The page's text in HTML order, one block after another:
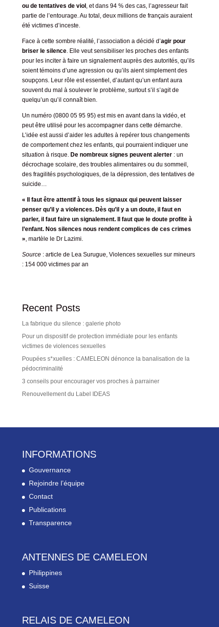
ou de tentatives de viol, et dans 94 % des cas, l’agresseur fait
partie de l’entourage. Au total, deux millions de français auraient
été victimes d’inceste.
Face à cette sombre réalité, l’association a décidé d’agir pour
briser le silence. Elle veut sensibiliser les proches des enfants
pour les inciter à faire un signalement auprès des autorités, qu’ils
soient témoins d’une agression ou qu’ils aient simplement des
soupçons. Leur rôle est essentiel, d’autant qu’un enfant aura
souvent du mal à soulever le problème, surtout s’il s’agit de
quelqu’un qu’il connaît bien.
Un numéro (0800 05 95 95) est mis en avant dans la vidéo, et
peut être utilisé pour les accompagner dans cette démarche.
L’idée est aussi d’aider les adultes à repérer tous changements
de comportement chez les enfants, qui pourraient indiquer une
situation à risque. De nombreux signes peuvent alerter: un
décrochage scolaire, des troubles alimentaires ou du sommeil,
des fragilités psychologiques, de la dépression, des tentatives de
suicide…
« Il faut être attentif à tous les signaux qui peuvent laisser
penser qu’il y a violences. Dès qu’il y a un doute, il faut en
parler, il faut faire un signalement. Il faut que le doute profite à
l’enfant. Nos silences nous rendent complices de ces crimes
» , martèle le Dr Lazimi.
Source : article de Lea Surugue, Violences sexuelles sur mineurs
: 154 000 victimes par an
Recent Posts
La fabrique du silence : galerie photo
Pour un dispositif de protection immédiate pour les enfants
victimes de violences sexuelles
Poupées s*xuelles : CAMELEON dénonce la banalisation de la
pédocriminalité
3 conseils pour encourager vos proches à parrainer
Renouvellement du Label IDEAS
INFORMATIONS
Gouvernance
Rejoindre l’équipe
Contact
Publications
Transparence
ANTENNES DE CAMELEON
Philippines
Suisse
RELAIS DE CAMELEON